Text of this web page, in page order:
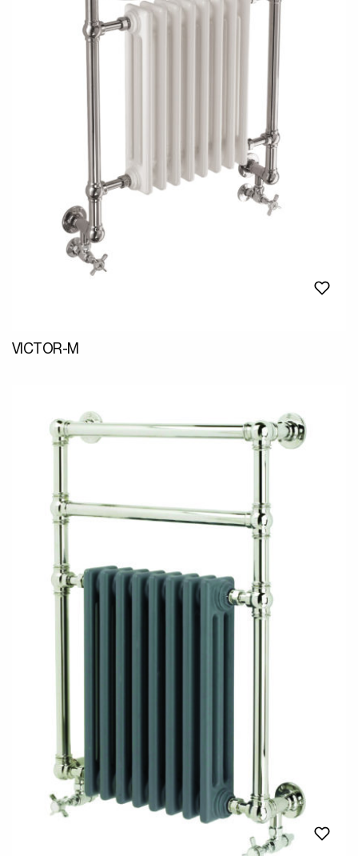
VICTOR-M